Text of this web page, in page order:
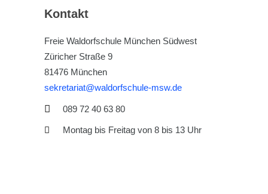
Kontakt
Freie Waldorfschule München Südwest
Züricher Straße 9
81476 München
sekretariat@waldorfschule-msw.de
089 72 40 63 80
Montag bis Freitag von 8 bis 13 Uhr